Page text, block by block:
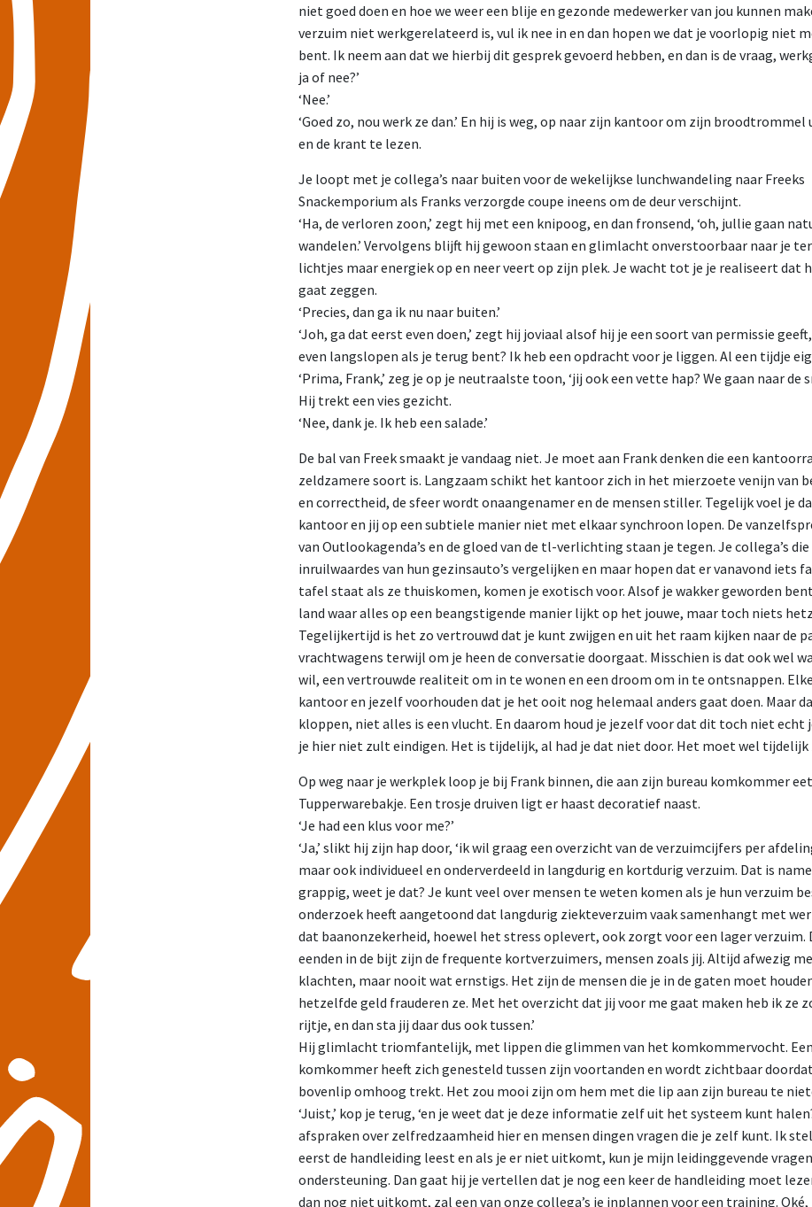
niet goed doen en hoe we weer een blije en gezonde medewerker van jou kunnen
verzuim niet werkgerelateerd is, vul ik nee in en dan hopen we dat je voorlopig niet
bent. Ik neem aan dat we hierbij dit gesprek gevoerd hebben, en dan is de vraag,
ja of nee?’
‘Nee.’
‘Goed zo, nou werk ze dan.’ En hij is weg, op naar zijn kantoor om zijn
en de krant te lezen.
Je loopt met je collega’s naar buiten voor de wekelijkse lunchwandeling naar Freeks
Snackemporium als Franks verzorgde coupe ineens om de deur verschijnt.
‘Ha, de verloren zoon,’ zegt hij met een knipoog, en dan fronsend, ‘oh, jullie gaan
wandelen.’ Vervolgens blijft hij gewoon staan en glimlacht onverstoorbaar naar je
lichtjes maar energiek op en neer veert op zijn plek. Je wacht tot je je realiseert dat
gaat zeggen.
‘Precies, dan ga ik nu naar buiten.’
‘Joh, ga dat eerst even doen,’ zegt hij joviaal alsof hij je een soort van permissie
even langslopen als je terug bent? Ik heb een opdracht voor je liggen. Al een tijdje
‘Prima, Frank,’ zeg je op je neutraalste toon, ‘jij ook een vette hap? We gaan naar de
Hij trekt een vies gezicht.
‘Nee, dank je. Ik heb een salade.’
De bal van Freek smaakt je vandaag niet. Je moet aan Frank denken die een
zeldzamere soort is. Langzaam schikt het kantoor zich in het mierzoete venijn van
en correctheid, de sfeer wordt onaangenamer en de mensen stiller. Tegelijk voel je
kantoor en jij op een subtiele manier niet met elkaar synchroon lopen. De
van Outlookagenda’s en de gloed van de tl-verlichting staan je tegen. Je collega’s die
inruilwaardes van hun gezinsauto’s vergelijken en maar hopen dat er vanavond iets
tafel staat als ze thuiskomen, komen je exotisch voor. Alsof je wakker geworden
land waar alles op een beangstigende manier lijkt op het jouwe, maar toch niets
Tegelijkertijd is het zo vertrouwd dat je kunt zwijgen en uit het raam kijken naar de
vrachtwagens terwijl om je heen de conversatie doorgaat. Misschien is dat ook wel
wil, een vertrouwde realiteit om in te wonen en een droom om in te ontsnappen.
kantoor en jezelf voorhouden dat je het ooit nog helemaal anders gaat doen. Maar
kloppen, niet alles is een vlucht. En daarom houd je jezelf voor dat dit toch niet echt
je hier niet zult eindigen. Het is tijdelijk, al had je dat niet door. Het moet wel tijdelijk
Op weg naar je werkplek loop je bij Frank binnen, die aan zijn bureau komkommer
Tupperwarebakje. Een trosje druiven ligt er haast decoratief naast.
‘Je had een klus voor me?’
‘Ja,’ slikt hij zijn hap door, ‘ik wil graag een overzicht van de verzuimcijfers per
maar ook individueel en onderverdeeld in langdurig en kortdurig verzuim. Dat is
grappig, weet je dat? Je kunt veel over mensen te weten komen als je hun verzuim
onderzoek heeft aangetoond dat langdurig ziekteverzuim vaak samenhangt met
dat baanonzekerheid, hoewel het stress oplevert, ook zorgt voor een lager verzuim.
eenden in de bijt zijn de frequente kortverzuimers, mensen zoals jij. Altijd afwezig
klachten, maar nooit wat ernstigs. Het zijn de mensen die je in de gaten moet
hetzelfde geld frauderen ze. Met het overzicht dat jij voor me gaat maken heb ik ze
rijtje, en dan sta jij daar dus ook tussen.’
Hij glimlacht triomfantelijk, met lippen die glimmen van het komkommervocht.
komkommer heeft zich genesteld tussen zijn voortanden en wordt zichtbaar
bovenlip omhoog trekt. Het zou mooi zijn om hem met die lip aan zijn bureau te
‘Juist,’ kop je terug, ‘en je weet dat je deze informatie zelf uit het systeem kunt
afspraken over zelfredzaamheid hier en mensen dingen vragen die je zelf kunt. Ik
eerst de handleiding leest en als je er niet uitkomt, kun je mijn leidinggevende
ondersteuning. Dan gaat hij je vertellen dat je nog een keer de handleiding moet
dan nog niet uitkomt, zal een van onze collega’s je inplannen voor een training. Oké,